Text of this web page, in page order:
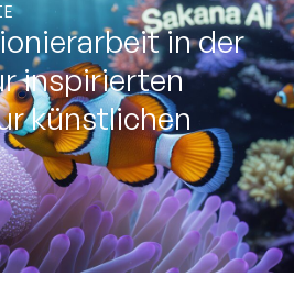
in der
inspirierten
künstlichen